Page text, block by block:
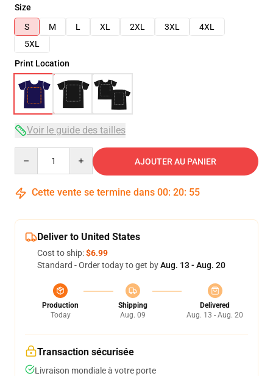
Size
S
M L XL 2XL 3XL
4XL
5XL
Print Location
Voir le guide des tailles
AJOUTER AU PANIER
Cette vente se termine dans 00: 20: 54
Deliver to United States
Cost to ship:$6.99
Standard - Order today to get byAug. 13 - Aug. 20
Production
Today
Shipping
Aug. 09
Delivered
Aug. 13 - Aug. 20
Transaction sécurisée
Livraison mondiale à votre porte